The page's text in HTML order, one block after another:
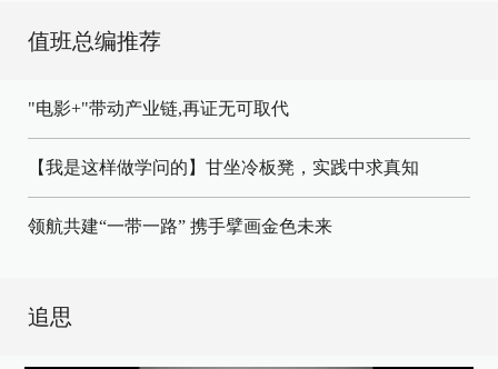
值班总编推荐
"电影+"带动产业链,再证无可取代
【我是这样做学问的】甘坐冷板凳，实践中求真知
领航共建“一带一路” 携手擘画金色未来
追思